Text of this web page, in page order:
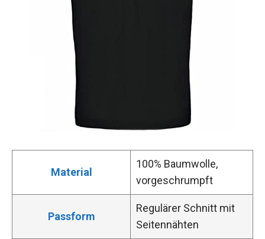
Material
100% Baumwolle,
vorgeschrumpft
Passform
Regulärer Schnitt mit
Seitennähten